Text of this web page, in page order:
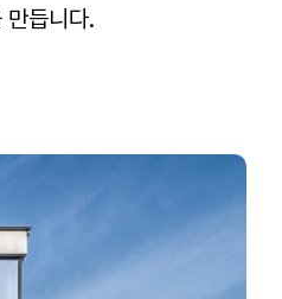
만듭니다.